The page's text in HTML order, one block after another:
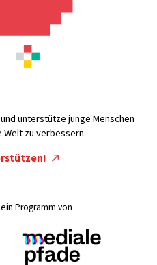
unterstütze junge Menschen
Welt zu verbessern.
Programm von